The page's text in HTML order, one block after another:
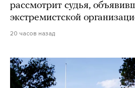
рассмотрит судья,
экстремистской
20 часов назад